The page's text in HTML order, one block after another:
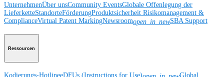
UnternehmenÜber unsCommunity EventsGlobale Offenlegung der
LieferketteStandorteFörderungProduktsicherheit Risikomanagement &
ComplianceVirtual Patent MarkingNewsroomopen_in_newSBA Support
Ressourcen
Kodierungs-HotlineeDFUs (Instructions for Use)
Global